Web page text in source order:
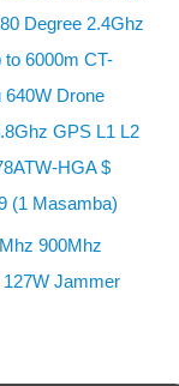
Degree 2.4Ghz
6000m CT-
Drone
GPS L1 L2
HGA $
(1 Masamba)
900Mhz
Jammer